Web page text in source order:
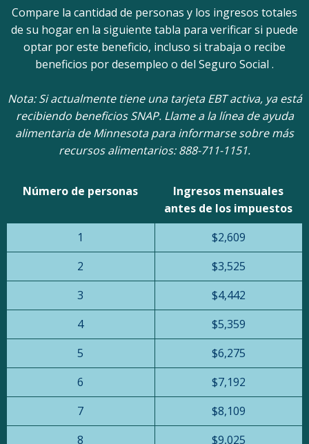
Compare la cantidad de personas y los ingresos totales
de su hogar en la siguiente tabla para verificar si puede
optar por este beneficio, incluso si trabaja o recibe
beneficios por desempleo o del Seguro Social .
Nota: Si actualmente tiene una tarjeta EBT activa, ya está
recibiendo beneficios SNAP. Llame a la línea de ayuda
alimentaria de Minnesota para informarse sobre más
recursos alimentarios: 888-711-1151.
Número de personas
Ingresos mensuales
antes de los impuestos
1
$2,609
2
$3,525
3
$4,442
4
$5,359
5
$6,275
6
$7,192
7
$8,109
8
$9,025